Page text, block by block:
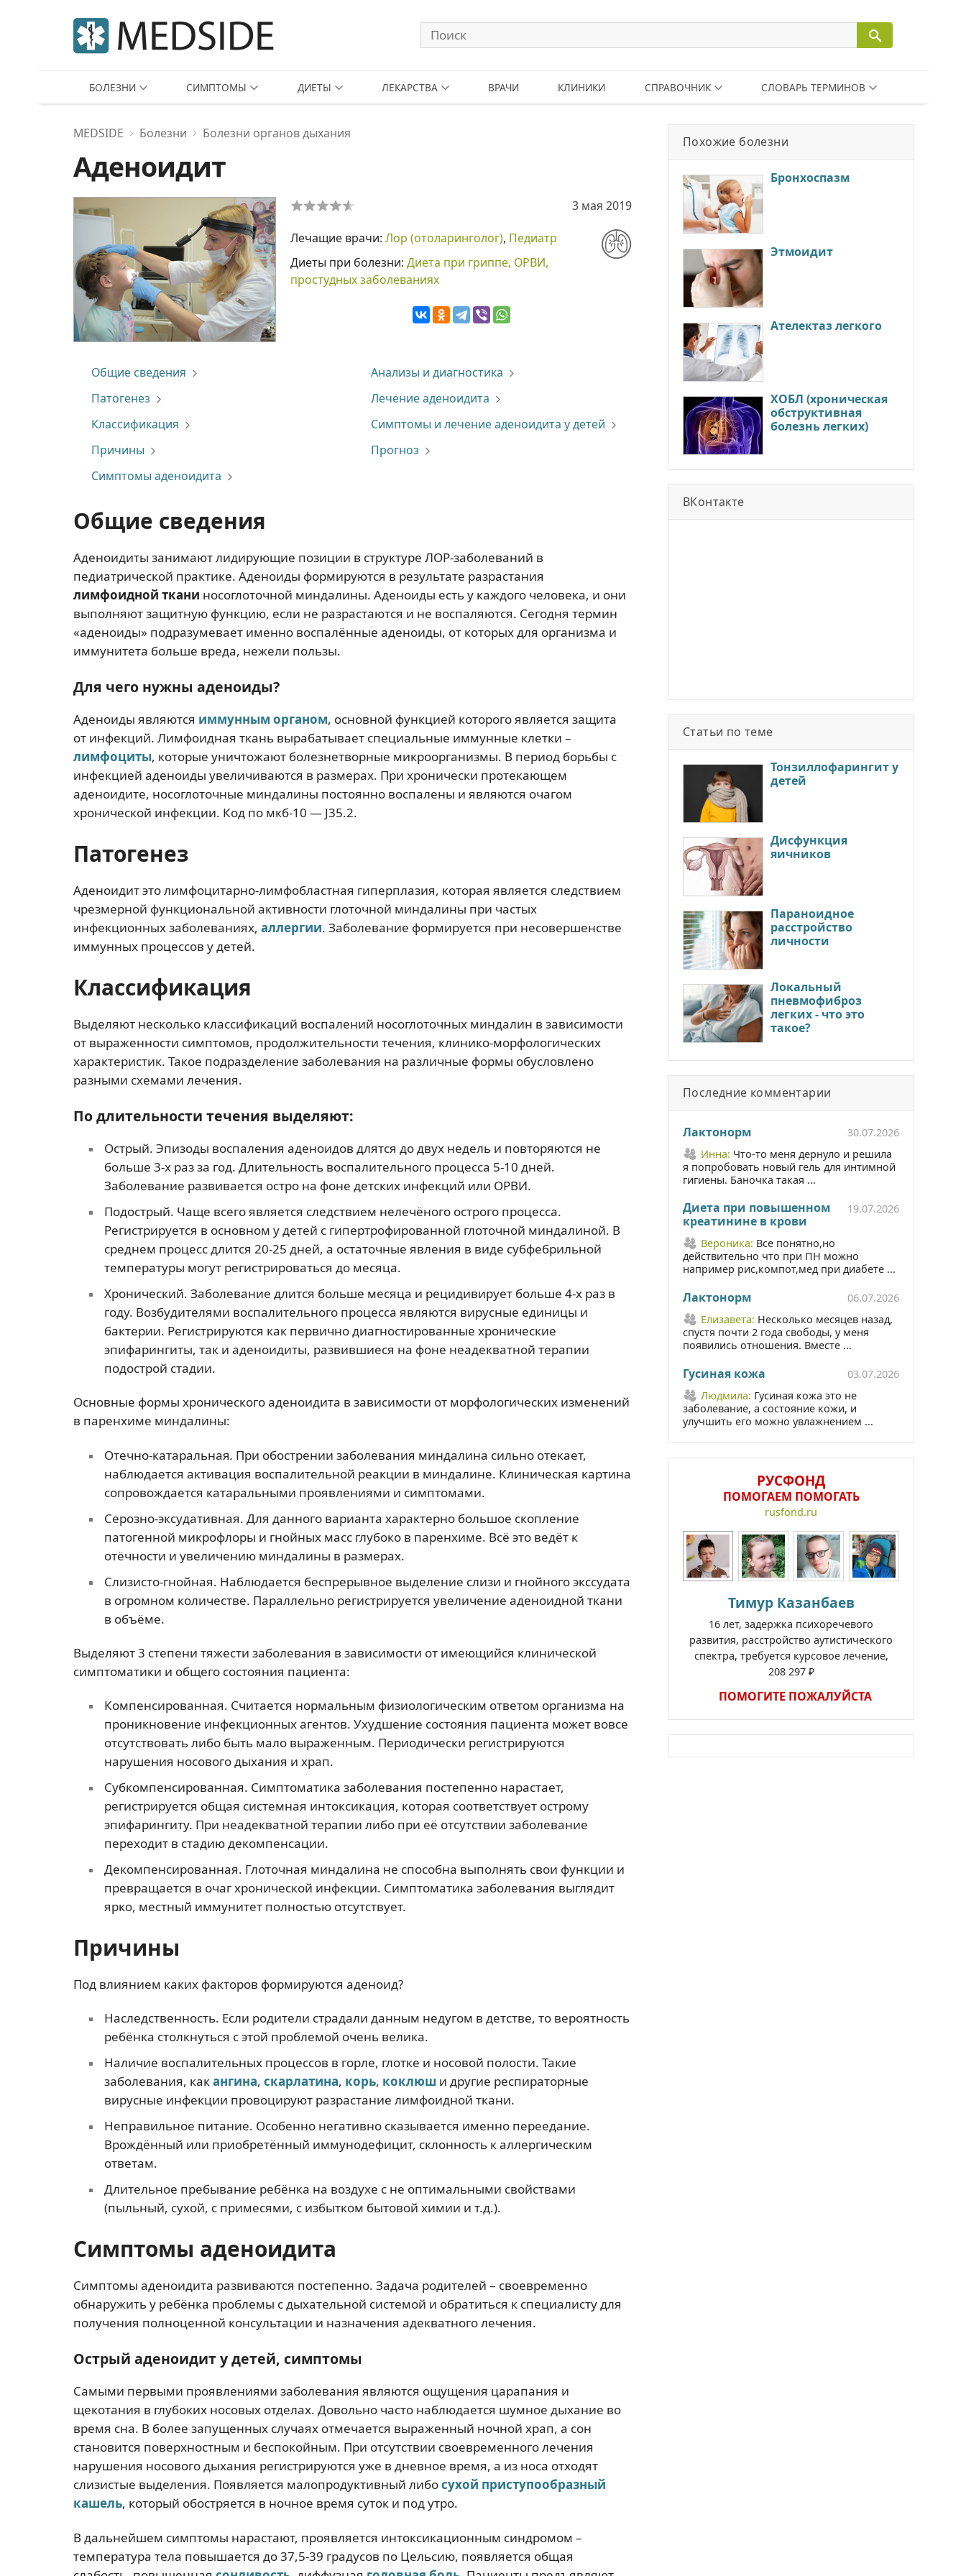
БОЛЕЗНИ СИМПТОМЫ ДИЕТЫ ЛЕКАРСТВА ВРАЧИ КЛИНИКИ СПРАВОЧНИК СЛОВАРЬ ТЕРМИНОВ
MEDSIDE Болезни Болезни органов дыхания
Аденоидит
3 мая 2019
Лечащие врачи: Лор (отоларинголог), Педиатр
Диеты при болезни: Диета при гриппе, ОРВИ,
простудных заболеваниях
Общие сведения
Патогенез
Классификация
Причины
Симптомы аденоидита
Анализы и диагностика
Лечение аденоидита
Симптомы и лечение аденоидита у детей
Прогноз
Общие сведения
Аденоидиты занимают лидирующие позиции в структуре ЛОР-заболеваний в
педиатрической практике. Аденоиды формируются в результате разрастания
лимфоидной ткани носоглоточной миндалины. Аденоиды есть у каждого человека, и они
выполняют защитную функцию, если не разрастаются и не воспаляются. Сегодня термин
«аденоиды» подразумевает именно воспалённые аденоиды, от которых для организма и
иммунитета больше вреда, нежели пользы.
Для чего нужны аденоиды?
Аденоиды являются иммунным органом, основной функцией которого является защита
от инфекций. Лимфоидная ткань вырабатывает специальные иммунные клетки –
лимфоциты, которые уничтожают болезнетворные микроорганизмы. В период борьбы с
инфекцией аденоиды увеличиваются в размерах. При хронически протекающем
аденоидите, носоглоточные миндалины постоянно воспалены и являются очагом
хронической инфекции. Код по мкб-10 — J35.2.
Патогенез
Аденоидит это лимфоцитарно-лимфобластная гиперплазия, которая является следствием
чрезмерной функциональной активности глоточной миндалины при частых
инфекционных заболеваниях, аллергии. Заболевание формируется при несовершенстве
иммунных процессов у детей.
Классификация
Выделяют несколько классификаций воспалений носоглоточных миндалин в зависимости
от выраженности симптомов, продолжительности течения, клинико-морфологических
характеристик. Такое подразделение заболевания на различные формы обусловлено
разными схемами лечения.
По длительности течения выделяют:
Острый. Эпизоды воспаления аденоидов длятся до двух недель и повторяются не
больше 3-х раз за год. Длительность воспалительного процесса 5-10 дней.
Заболевание развивается остро на фоне детских инфекций или ОРВИ.
Подострый. Чаще всего является следствием нелечёного острого процесса.
Регистрируется в основном у детей с гипертрофированной глоточной миндалиной. В
среднем процесс длится 20-25 дней, а остаточные явления в виде субфебрильной
температуры могут регистрироваться до месяца.
Хронический. Заболевание длится больше месяца и рецидивирует больше 4-х раз в
году. Возбудителями воспалительного процесса являются вирусные единицы и
бактерии. Регистрируются как первично диагностированные хронические
эпифарингиты, так и аденоидиты, развившиеся на фоне неадекватной терапии
подострой стадии.
Основные формы хронического аденоидита в зависимости от морфологических изменений
в паренхиме миндалины:
Отечно-катаральная. При обострении заболевания миндалина сильно отекает,
наблюдается активация воспалительной реакции в миндалине. Клиническая картина
сопровождается катаральными проявлениями и симптомами.
Серозно-эксудативная. Для данного варианта характерно большое скопление
патогенной микрофлоры и гнойных масс глубоко в паренхиме. Всё это ведёт к
отёчности и увеличению миндалины в размерах.
Слизисто-гнойная. Наблюдается беспрерывное выделение слизи и гнойного экссудата
в огромном количестве. Параллельно регистрируется увеличение аденоидной ткани
в объёме.
Выделяют 3 степени тяжести заболевания в зависимости от имеющийся клинической
симптоматики и общего состояния пациента:
Компенсированная. Считается нормальным физиологическим ответом организма на
проникновение инфекционных агентов. Ухудшение состояния пациента может вовсе
отсутствовать либо быть мало выраженным. Периодически регистрируются
нарушения носового дыхания и храп.
Субкомпенсированная. Симптоматика заболевания постепенно нарастает,
регистрируется общая системная интоксикация, которая соответствует острому
эпифарингиту. При неадекватной терапии либо при её отсутствии заболевание
переходит в стадию декомпенсации.
Декомпенсированная. Глоточная миндалина не способна выполнять свои функции и
превращается в очаг хронической инфекции. Симптоматика заболевания выглядит
ярко, местный иммунитет полностью отсутствует.
Причины
Под влиянием каких факторов формируются аденоид?
Наследственность. Если родители страдали данным недугом в детстве, то вероятность
ребёнка столкнуться с этой проблемой очень велика.
Наличие воспалительных процессов в горле, глотке и носовой полости. Такие
заболевания, какангина, скарлатина, корь, коклюши другие респираторные
вирусные инфекции провоцируют разрастание лимфоидной ткани.
Неправильное питание. Особенно негативно сказывается именно переедание.
Врождённый или приобретённый иммунодефицит, склонность к аллергическим
ответам.
Длительное пребывание ребёнка на воздухе с не оптимальными свойствами
(пыльный, сухой, с примесями, с избытком бытовой химии и т.д.).
Симптомы аденоидита
Симптомы аденоидита развиваются постепенно. Задача родителей – своевременно
обнаружить у ребёнка проблемы с дыхательной системой и обратиться к специалисту для
получения полноценной консультации и назначения адекватного лечения.
Острый аденоидит у детей, симптомы
Самыми первыми проявлениями заболевания являются ощущения царапания и
щекотания в глубоких носовых отделах. Довольно часто наблюдается шумное дыхание во
время сна. В более запущенных случаях отмечается выраженный ночной храп, а сон
становится поверхностным и беспокойным. При отсутствии своевременного лечения
нарушения носового дыхания регистрируются уже в дневное время, а из носа отходят
слизистые выделения. Появляется малопродуктивный либосухой приступообразный
кашель, который обостряется в ночное время суток и под утро.
В дальнейшем симптомы нарастают, проявляется интоксикационным синдромом –
температура тела повышается до 37,5-39 градусов по Цельсию, появляется общая
Похожие болезни
Бронхоспазм
Этмоидит
Ателектаз легкого
ХОБЛ (хроническая
обструктивная
болезнь легких)
ВКонтакте
Статьи по теме
Тонзиллофарингит у
детей
Дисфункция
яичников
Параноидное
расстройство
личности
Локальный
пневмофиброз
легких - что это
такое?
Последние комментарии
Лактонорм
30.07.2026
Инна: Что-то меня дернуло и решила
я попробовать новый гель для интимной
гигиены. Баночка такая ...
Диета при повышенном
креатинине в крови
19.07.2026
Вероника: Все понятно,но
действительно что при ПН можно
например рис,компот,мед при диабете ...
Лактонорм
06.07.2026
Елизавета: Несколько месяцев назад,
спустя почти 2 года свободы, у меня
появились отношения. Вместе ...
Гусиная кожа
03.07.2026
Людмила: Гусиная кожа это не
заболевание, а состояние кожи, и
улучшить его можно увлажнением ...
РУСФОНД
ПОМОГАЕМ ПОМОГАТЬ
rusfond.ru
Тимур Казанбаев
16 лет, задержка психоречевого
развития, расстройство аутистического
спектра, требуется курсовое лечение,
208 297 ₽
ПОМОГИТЕ ПОЖАЛУЙСТА